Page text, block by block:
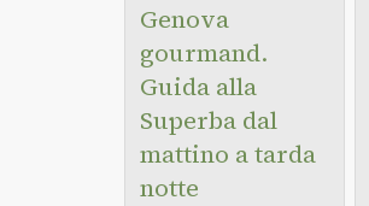
Genova
gourmand.
Guida alla
Superba dal
mattino a tarda
notte